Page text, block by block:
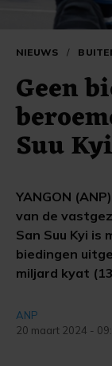
NIEUWS /
Geen
Suu Kyi
YANGON
van de
San Suu Kyi is
biedingen
miljard kyat
ANP
20 maart 2024 -